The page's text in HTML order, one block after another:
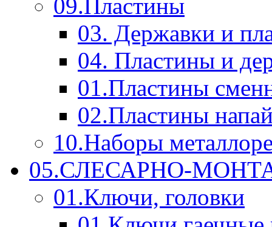
09.Пластины
03. Державки и
04. Пластины и
01.Пластины
02.Пластины
10.Наборы
05.СЛЕСАРНО-
01.Ключи, головки